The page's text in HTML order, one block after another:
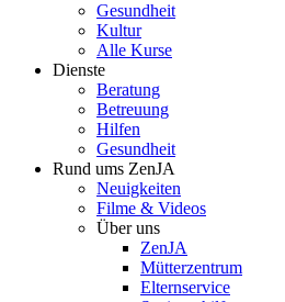
Gesundheit
Kultur
Alle Kurse
Dienste
Beratung
Betreuung
Hilfen
Gesundheit
Rund ums ZenJA
Neuigkeiten
Filme & Videos
Über uns
ZenJA
Mütterzentrum
Elternservice